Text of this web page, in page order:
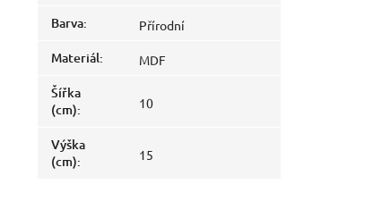
Barva: Přírodní
Materiál: MDF
Šířka
(cm): 10
Výška
(cm): 15